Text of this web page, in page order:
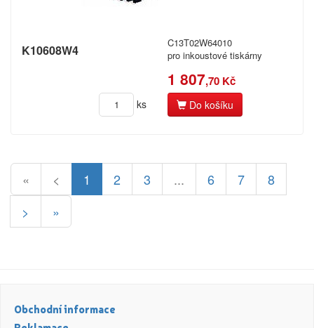
K10608W4
C13T02W64010
pro inkoustové tiskárny
1 807,70 Kč
ks Do košíku
« < 1 2 3 ... 6 7
8
>
»
Obchodní informace